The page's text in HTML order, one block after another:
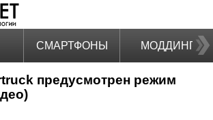
СМАРТФОНЫ МОДДИНГ
предусмотрен режим